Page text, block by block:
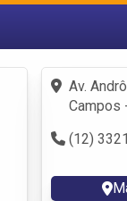
Fazer
Criar
Av.
Campos
(12)